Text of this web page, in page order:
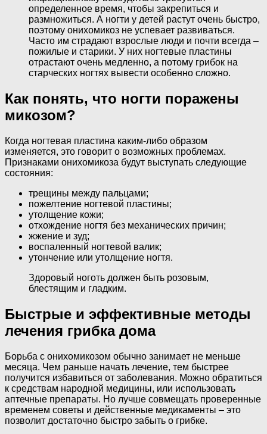
определенное время, чтобы закрепиться и
размножиться. А ногти у детей растут очень быстро,
поэтому онихомикоз не успевает развиваться.
Часто им страдают взрослые люди и почти всегда –
пожилые и старики. У них ногтевые пластины
отрастают очень медленно, а потому грибок на
старческих ногтях вывести особенно сложно.
Как понять, что ногти поражены
микозом?
Когда ногтевая пластина каким-либо образом
изменяется, это говорит о возможных проблемах.
Признаками онихомикоза будут выступать следующие
состояния:
трещины между пальцами;
пожелтение ногтевой пластины;
утолщение кожи;
отхождение ногтя без механических причин;
жжение и зуд;
воспаленный ногтевой валик;
утончение или утолщение ногтя.
Здоровый ноготь должен быть розовым,
блестящим и гладким.
Быстрые и эффективные методы
лечения грибка дома
Борьба с онихомикозом обычно занимает не меньше
месяца. Чем раньше начать лечение, тем быстрее
получится избавиться от заболевания. Можно обратиться
к средствам народной медицины, или использовать
аптечные препараты. Но лучше совмещать проверенные
временем советы и действенные медикаменты – это
позволит достаточно быстро забыть о грибке.